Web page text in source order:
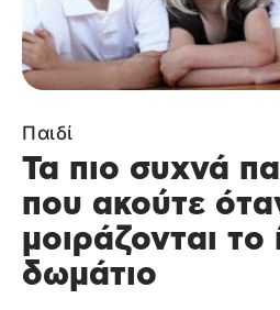
Παιδί
Τα πιο συχνά
που ακούτε
μοιράζονται το
δωμάτιο